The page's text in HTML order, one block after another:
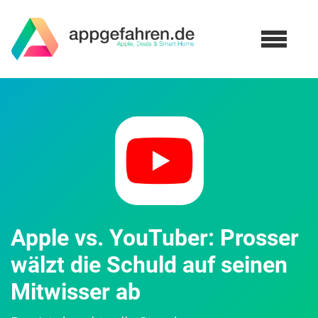
Apple vs. YouTuber: Prosser
wälzt die Schuld auf seinen
Mitwisser ab